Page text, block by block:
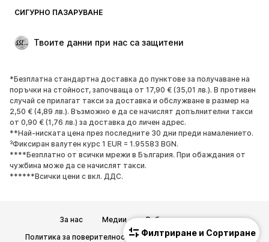
Филтриране и Сортиране
Специални Поводи
ОБУВКИ
НОВО
Популярно
Маратонки
Боти
Обувки с висок ток
Ботуши
Сандали
Ниски обувки
Спортни обувки
СПОРТ
СИГУРНО ПАЗАРУВАНЕ
Твоите данни при нас са защитени
*Безплатна стандартна доставка до пунктове за получаване на
поръчки на стойност, започваща от 17,90 € (35,01 лв.). В противен
случай се прилагат такси за доставка и обслужване в размер на
2,50 € (4,89 лв.). Възможно е да се начислят допълнителни такси
от 0,90 € (1,76 лв.) за доставка до личен адрес.
**Най-ниската цена през последните 30 дни преди намалението.
³Фиксиран валутен курс 1 EUR = 1.95583 BGN.
****Безплатно от всички мрежи в България. При обаждания от
чужбина може да се начислят такси.
******Всички цени с вкл. ДДС.
За нас Медии
Работни позиции
Политика за поверителност
Общи търговски условия